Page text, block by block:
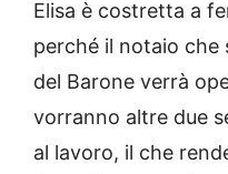
Elisa è costretta a
perché il notaio che
del Barone verrà
vorranno altre due
al lavoro, il che